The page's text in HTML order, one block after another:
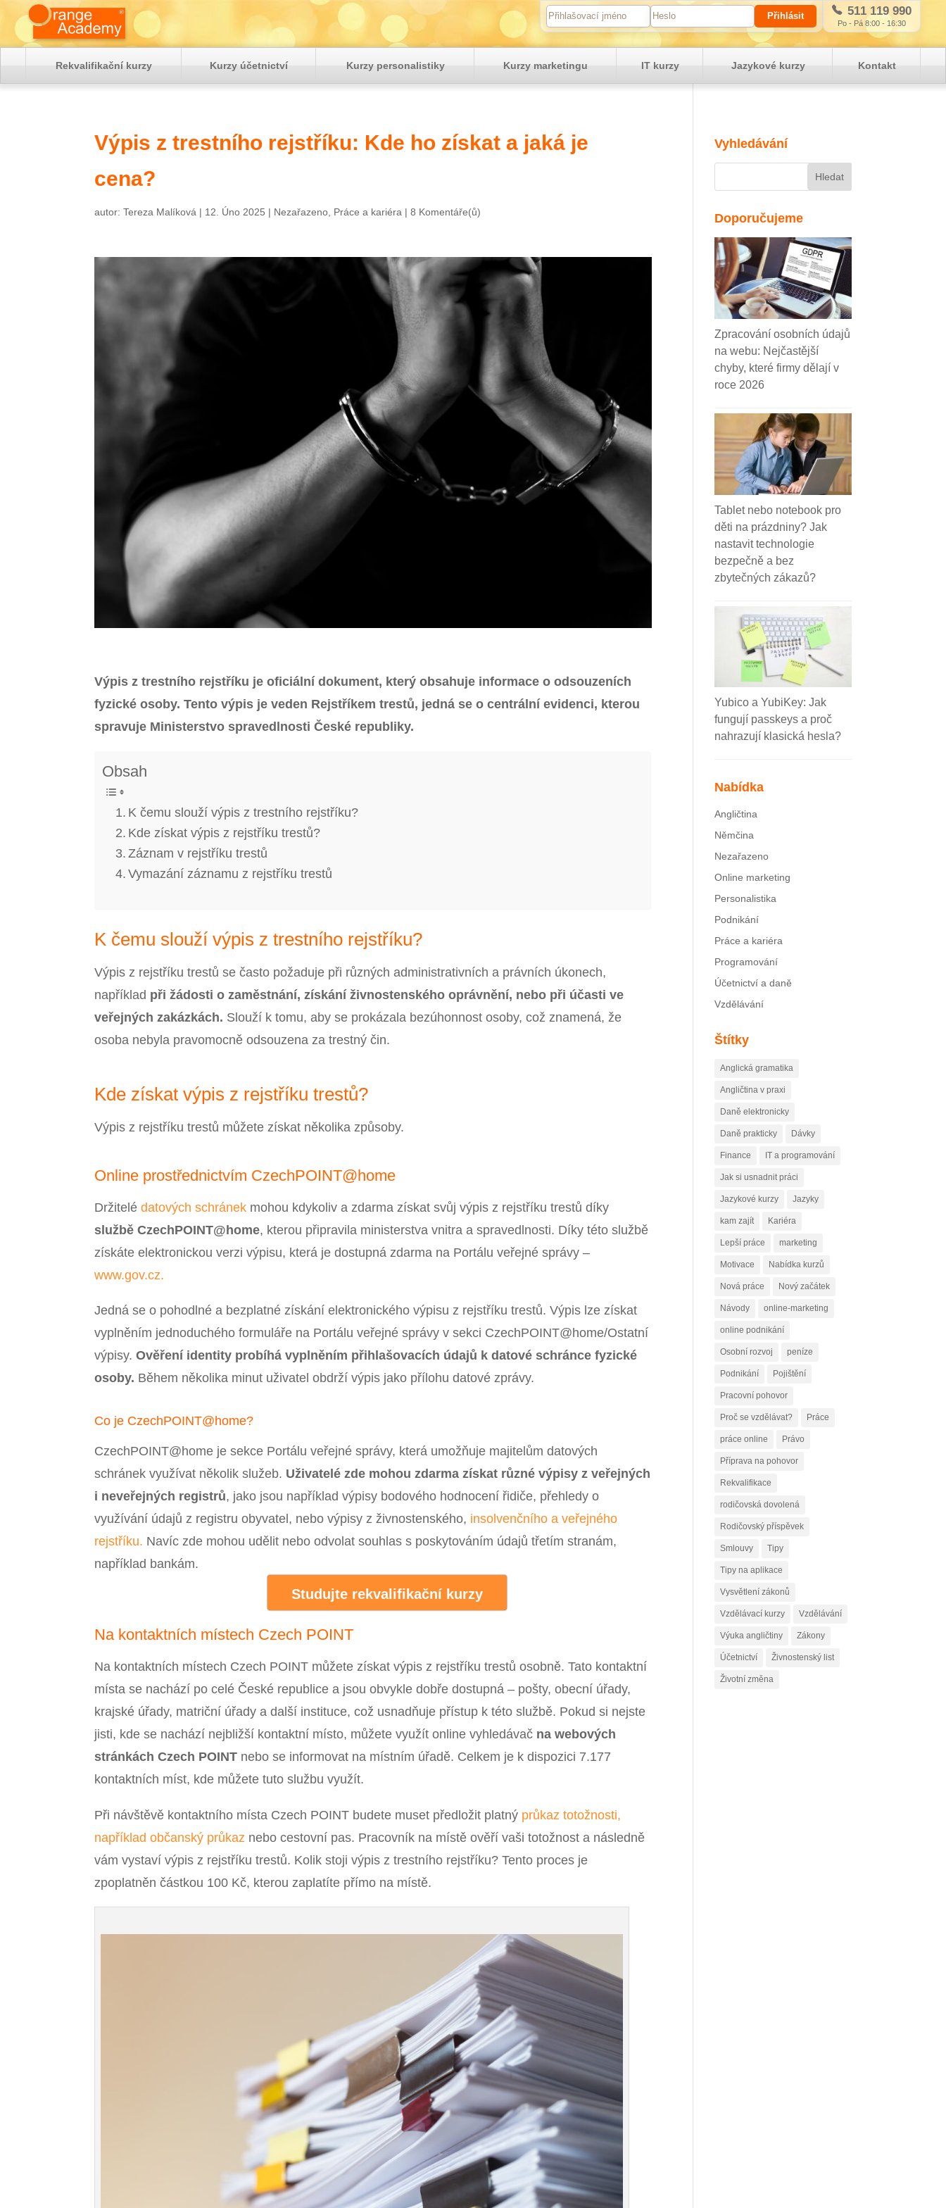
511 119 990
Po - Pá 8:00 - 16:30
Rekvalifikační kurzy Kurzy účetnictví Kurzy personalistiky Kurzy marketingu IT kurzy Jazykové kurzy Kontakt
Výpis z trestního rejstříku: Kde ho získat a jaká je
cena?
autor:Tereza Malíková | 12. Úno 2025 | Nezařazeno Práce a kariéra |8 Komentáře(ů)
Výpis z trestního rejstříku je oficiální dokument, který obsahuje informace o odsouzeních
fyzické osoby. Tento výpis je veden Rejstříkem trestů, jedná se o centrální evidenci, kterou
spravuje Ministerstvo spravedlnosti České republiky.
Obsah
K čemu slouží výpis z trestního rejstříku?
Kde získat výpis z rejstříku trestů?
Záznam v rejstříku trestů
Vymazání záznamu z rejstříku trestů
K čemu slouží výpis z trestního rejstříku?
Výpis z rejstříku trestů se často požaduje při různých administrativních a právních úkonech,
například při žádosti o zaměstnání, získání živnostenského oprávnění, nebo při účasti ve
veřejných zakázkách. Slouží k tomu, aby se prokázala bezúhonnost osoby, což znamená, že
osoba nebyla pravomocně odsouzena za trestný čin.
Kde získat výpis z rejstříku trestů?
Výpis z rejstříku trestů můžete získat několika způsoby.
Online prostřednictvím CzechPOINT@home
Držitelédatových schránek mohou kdykoliv a zdarma získat svůj výpis z rejstříku trestů díky
službě CzechPOINT@home, kterou připravila ministerstva vnitra a spravedlnosti. Díky této službě
získáte elektronickou verzi výpisu, která je dostupná zdarma na Portálu veřejné správy –
www.gov.cz.
Jedná se o pohodlné a bezplatné získání elektronického výpisu z rejstříku trestů. Výpis lze získat
vyplněním jednoduchého formuláře na Portálu veřejné správy v sekci CzechPOINT@home/Ostatní
výpisy.Ověření identity probíhá vyplněním přihlašovacích údajů k datové schránce fyzické
osoby. Během několika minut uživatel obdrží výpis jako přílohu datové zprávy.
Co je CzechPOINT@home?
CzechPOINT@home je sekce Portálu veřejné správy, která umožňuje majitelům datových
schránek využívat několik služeb. Uživatelé zde mohou zdarma získat různé výpisy z veřejných
i neveřejných registrů, jako jsou například výpisy bodového hodnocení řidiče, přehledy o
využívání údajů z registru obyvatel, nebo výpisy z živnostenského, insolvenčního a veřejného
rejstříku. Navíc zde mohou udělit nebo odvolat souhlas s poskytováním údajů třetím stranám,
například bankám.
Studujte rekvalifikační kurzy
Na kontaktních místech Czech POINT
Na kontaktních místech Czech POINT můžete získat výpis z rejstříku trestů osobně. Tato kontaktní
místa se nachází po celé České republice a jsou obvykle dobře dostupná – pošty, obecní úřady,
krajské úřady, matriční úřady a další instituce, což usnadňuje přístup k této službě. Pokud si nejste
jisti, kde se nachází nejbližší kontaktní místo, můžete využít online vyhledávač na webových
stránkách Czech POINT nebo se informovat na místním úřadě. Celkem je k dispozici 7.177
kontaktních míst, kde můžete tuto službu využít.
Při návštěvě kontaktního místa Czech POINT budete muset předložit platný průkaz totožnosti,
například občanský průkaz nebo cestovní pas. Pracovník na místě ověří vaši totožnost a následně
vám vystaví výpis z rejstříku trestů. Kolik stoji výpis z trestního rejstříku? Tento proces je
zpoplatněn částkou 100 Kč, kterou zaplatíte přímo na místě.
Vyhledávání
Doporučujeme
Zpracování osobních údajů
na webu: Nejčastější
chyby, které firmy dělají v
roce 2026
Tablet nebo notebook pro
děti na prázdniny? Jak
nastavit technologie
bezpečně a bez
zbytečných zákazů?
Yubico a YubiKey: Jak
fungují passkeys a proč
nahrazují klasická hesla?
Nabídka
Angličtina
Němčina
Nezařazeno
Online marketing
Personalistika
Podnikání
Práce a kariéra
Programování
Účetnictví a daně
Vzdělávání
Štítky
Anglická gramatika
Angličtina v praxi
Daně elektronicky
Daně prakticky Dávky
Finance IT a programování
Jak si usnadnit práci
Jazykové kurzy Jazyky
kam zajít Kariéra
Lepší práce marketing
Motivace Nabídka kurzů
Nová práce Nový začátek
Návody online-marketing
online podnikání
Osobní rozvoj peníze
Podnikání Pojištění
Pracovní pohovor
Proč se vzdělávat? Práce
práce online Právo
Příprava na pohovor
Rekvalifikace
rodičovská dovolená
Rodičovský příspěvek
Smlouvy Tipy
Tipy na aplikace
Vysvětlení zákonů
Vzdělávací kurzy Vzdělávání
Výuka angličtiny Zákony
Účetnictví Živnostenský list
Životní změna